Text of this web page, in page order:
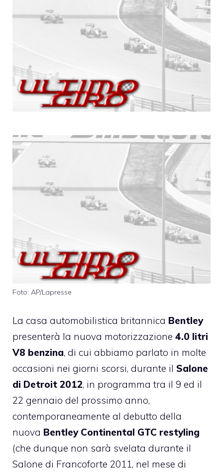
Foto: AP/Lapresse
La casa automobilistica britannica Bentley
presenterà la nuova motorizzazione 4.0 litri
V8 benzina, di cui abbiamo parlato in molte
occasioni nei giorni scorsi, durante il Salone
di Detroit 2012, in programma tra il 9 ed il
22 gennaio del prossimo anno,
contemporaneamente al debutto della
nuova Bentley Continental GTC restyling
(che dunque non sarà svelata durante il
Salone di Francoforte 2011, nel mese di